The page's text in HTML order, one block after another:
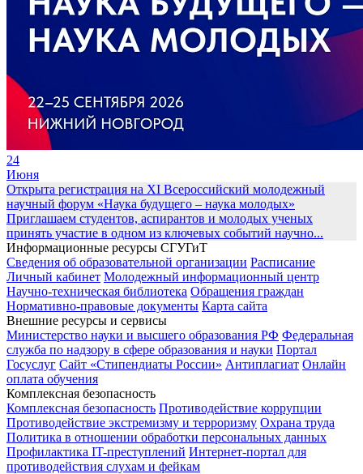
24
Июня
Открыта регистрация на XI Всероссийский молодежный
научный форум «Наука будущего – наука молодых»
Приглашаем студентов, аспирантов и молодых ученых
принять участие в одном из ключевых событий научно...
Информационные ресурсы СГУГиТ
Сведения об образовательной организации Расписание
Личный кабинет Молодежный информационный центр
Научно-техническая библиотека Обращения граждан
Нормативно-правовые документы Карта сайта
Внешние ресурсы и сервисы
Министерство науки и высшего образования РФ Федеральная
служба по надзору в сфере образования и науки Портал
Госуслуг Сайт «Стипендиаты России» Антиплагиат Онлайн
оплата обучения
Комплексная безопасность
Комплексная безопасность Противодействие коррупции
Противодействие экстремизму и терроризму Охрана труда
Политика в отношении обработки персональных данных
Профилактика IT-преступлений Интернет-портал для
противодействия слухам и фейкам